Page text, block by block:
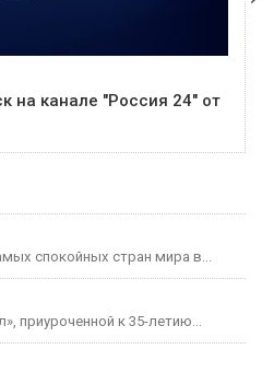
на канале "Россия 24" от
спокойных стран мира в...
приуроченной к 35-летию...